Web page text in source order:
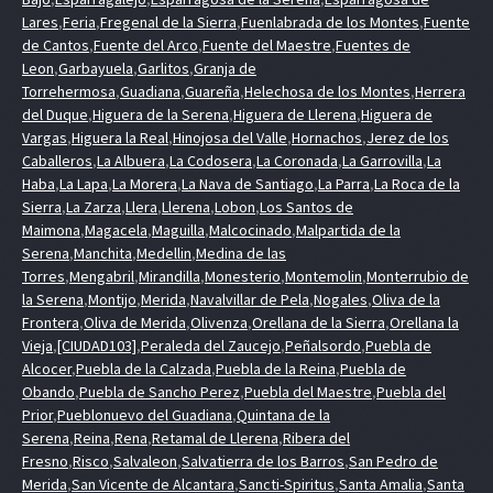
Lares,Feria,Fregenal de la Sierra,Fuenlabrada de los Montes,Fuente
de Cantos,Fuente del Arco,Fuente del Maestre,Fuentes de
Leon,Garbayuela,Garlitos,Granja de
Torrehermosa,Guadiana,Guareña,Helechosa de los Montes,Herrera
del Duque,Higuera de la Serena,Higuera de Llerena,Higuera de
Vargas,Higuera la Real,Hinojosa del Valle,Hornachos,Jerez de los
Caballeros,La Albuera,La Codosera,La Coronada,La Garrovilla,La
Haba,La Lapa,La Morera,La Nava de Santiago,La Parra,La Roca de la
Sierra,La Zarza,Llera,Llerena,Lobon,Los Santos de
Maimona,Magacela,Maguilla,Malcocinado,Malpartida de la
Serena,Manchita,Medellin,Medina de las
Torres,Mengabril,Mirandilla,Monesterio,Montemolin,Monterrubio de
la Serena,Montijo,Merida,Navalvillar de Pela,Nogales,Oliva de la
Frontera,Oliva de Merida,Olivenza,Orellana de la Sierra,Orellana la
Vieja,[CIUDAD103],Peraleda del Zaucejo,Peñalsordo,Puebla de
Alcocer,Puebla de la Calzada,Puebla de la Reina,Puebla de
Obando,Puebla de Sancho Perez,Puebla del Maestre,Puebla del
Prior,Pueblonuevo del Guadiana,Quintana de la
Serena,Reina,Rena,Retamal de Llerena,Ribera del
Fresno,Risco,Salvaleon,Salvatierra de los Barros,San Pedro de
Merida,San Vicente de Alcantara,Sancti-Spiritus,Santa Amalia,Santa